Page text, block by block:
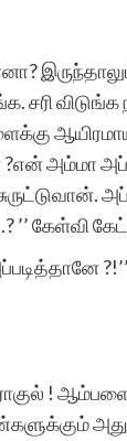
சரி
?என் அம்மா
’’ கேள்வி
?!’’
ராகுல் !
அது